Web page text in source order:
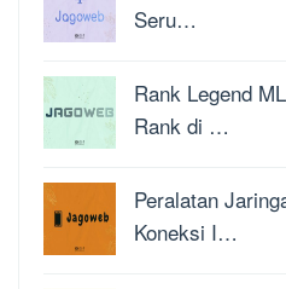
Seru…
Rank Legend
Rank di …
Peralatan
Koneksi I…